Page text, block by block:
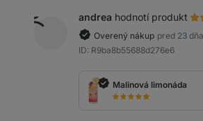
andrea hodnotí produkt
Overený nákup pred 23
ID: R9ba8b55688d276e6
Malinová limonáda